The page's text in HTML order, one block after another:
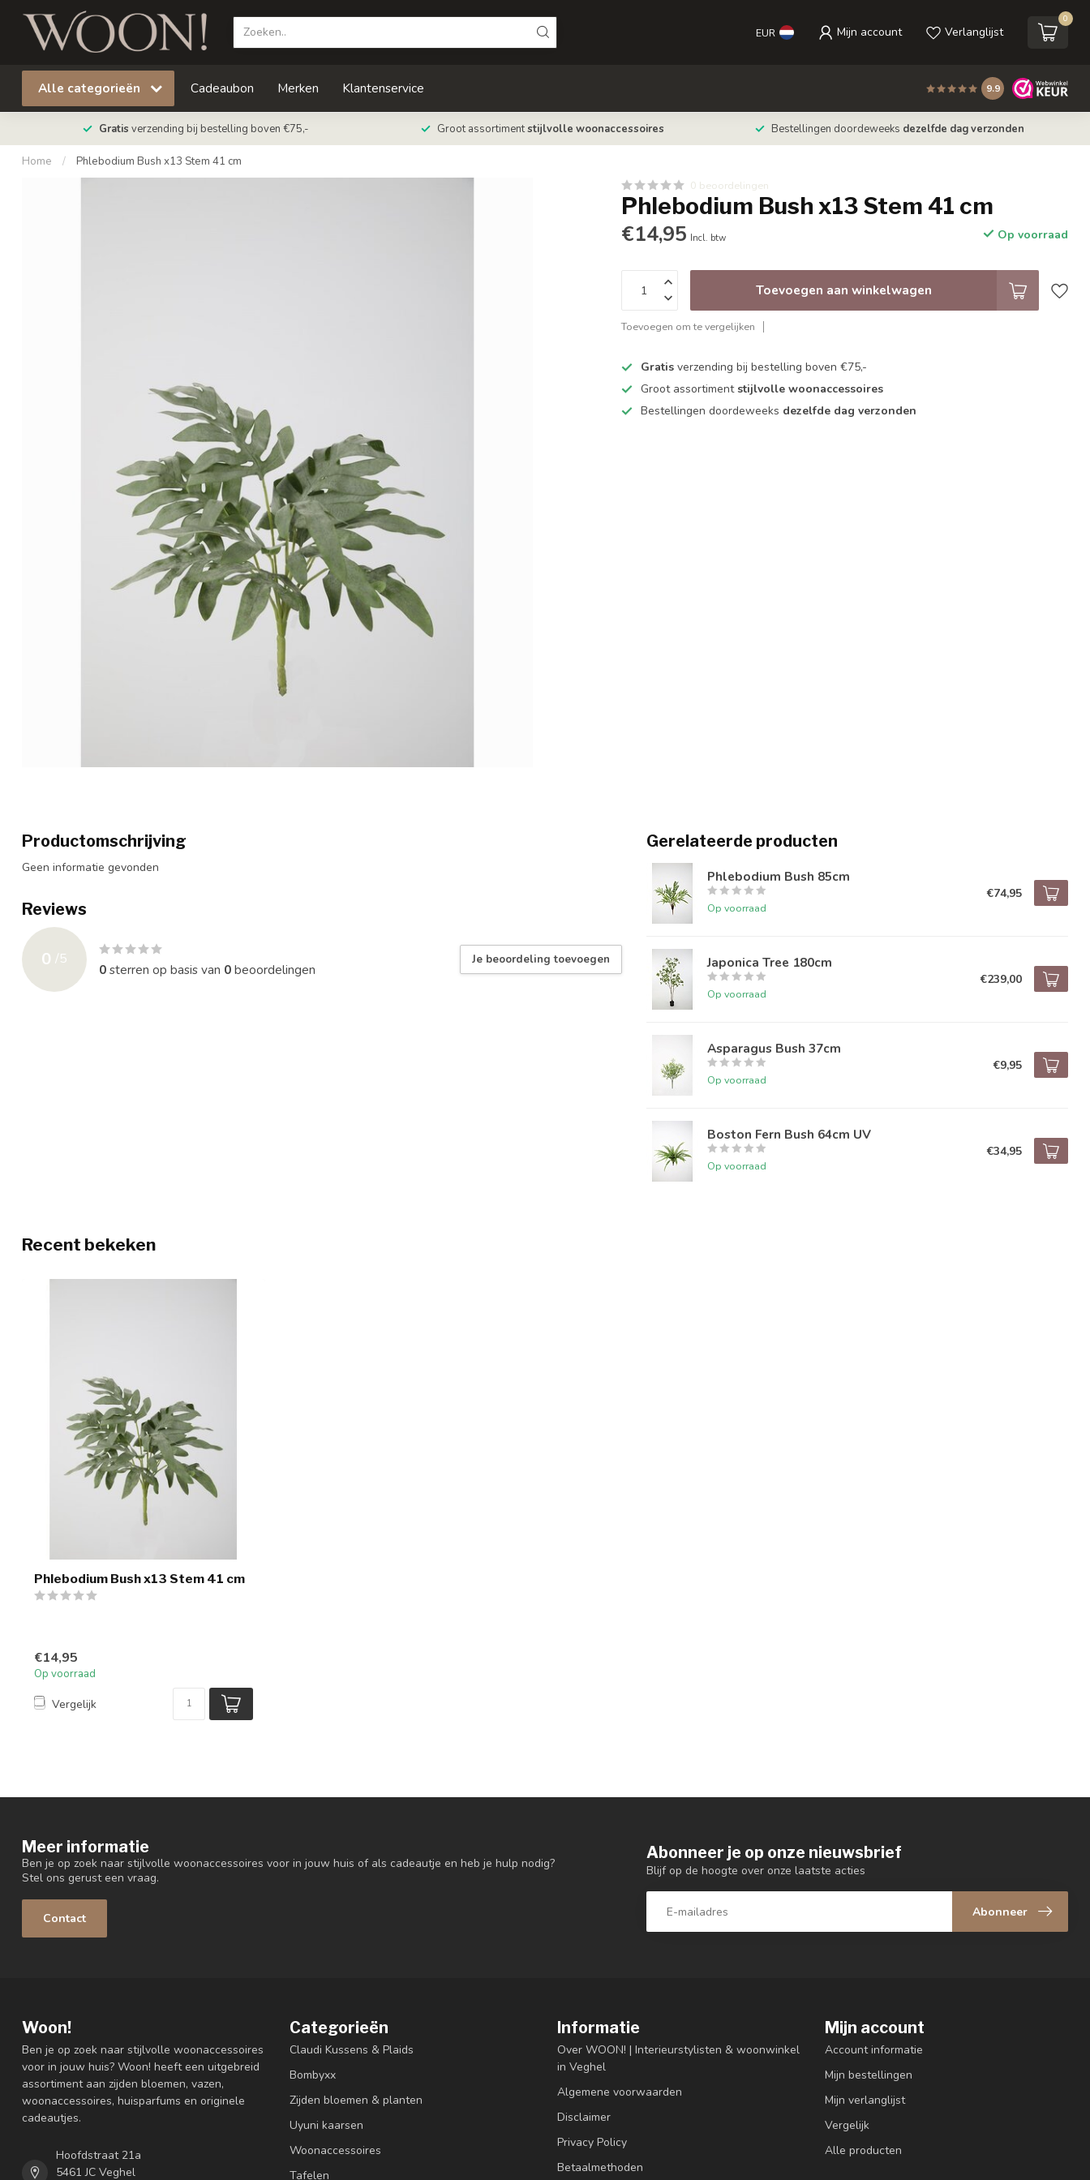
EUR Mijn account Verlanglijst
0
Alle categorieën Cadeaubon Merken Klantenservice 9.9
Gratis verzending bij bestelling boven €75,- Groot assortimentstijlvolle woonaccessoires Bestellingen doordeweeks dezelfde dag verzonden
Home / Phlebodium Bush x13 Stem 41 cm
0 beoordelingen
Phlebodium Bush x13 Stem 41 cm
€14,95 Incl. btw Op voorraad
Toevoegen aan winkelwagen
Toevoegen om te vergelijken
Gratis verzending bij bestelling boven €75,-
Groot assortiment stijlvolle woonaccessoires
Bestellingen doordeweeks dezelfde dag verzonden
Productomschrijving
Geen informatie gevonden
Reviews
0 /5
0sterren op basis van 0beoordelingen
Je beoordeling toevoegen
Gerelateerde producten
Phlebodium Bush 85cm
Op voorraad
€74,95
Japonica Tree 180cm
Op voorraad
€239,00
Asparagus Bush 37cm
Op voorraad
€9,95
Boston Fern Bush 64cm UV
Op voorraad
€34,95
Recent bekeken
Phlebodium Bush x13 Stem 41 cm
€14,95
Op voorraad
Vergelijk
Meer informatie
Ben je op zoek naar stijlvolle woonaccessoires voor in jouw huis of als cadeautje en heb je hulp nodig?
Stel ons gerust een vraag.
Contact
Abonneer je op onze nieuwsbrief
Blijf op de hoogte over onze laatste acties
Abonneer
Woon!
Ben je op zoek naar stijlvolle woonaccessoires
voor in jouw huis? Woon! heeft een uitgebreid
assortiment aan zijden bloemen, vazen,
woonaccessoires, huisparfums en originele
cadeautjes.
Hoofdstraat 21a
5461 JC Veghel
Categorieën
Claudi Kussens & Plaids
Bombyxx
Zijden bloemen & planten
Uyuni kaarsen
Woonaccessoires
Tafelen
Informatie
Over WOON! | Interieurstylisten & woonwinkel
in Veghel
Algemene voorwaarden
Disclaimer
Privacy Policy
Betaalmethoden
Mijn account
Account informatie
Mijn bestellingen
Mijn verlanglijst
Vergelijk
Alle producten